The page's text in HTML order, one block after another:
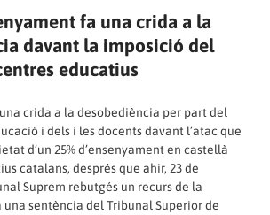
fa una crida a la
davant la imposició del
educatius
crida a la desobediència per part del
i dels i les docents davant l’atac que
d’un 25% d’ensenyament en castellà
catalans, després que ahir, 23 de
Suprem rebutgés un recurs de la
sentència del Tribunal Superior de